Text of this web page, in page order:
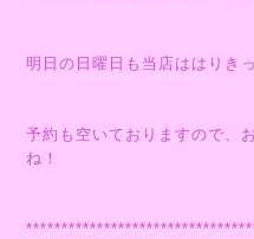
明日の日曜日も当店ははりき
予約も空いておりますので、
ね！